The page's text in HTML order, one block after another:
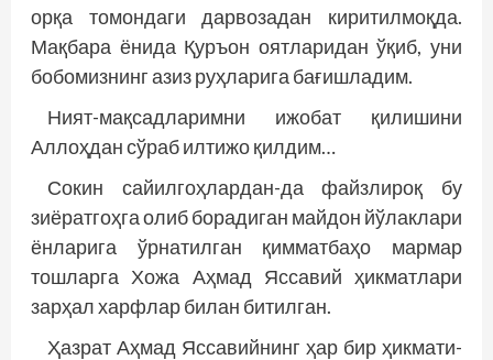
орқа томондаги дарвозадан киритилмоқда.
Мақбара ёнида Қуръон оятларидан ўқиб, уни
бобомизнинг азиз руҳларига бағишладим.
Ният-мақсадларимни ижобат қилишини
Аллоҳдан сўраб илтижо қилдим…
Сокин сайилгоҳлардан-да файзлироқ бу
зиёратгоҳга олиб борадиган майдон йўлаклари
ёнларига ўрнатилган қимматбаҳо мармар
тошларга Хожа Аҳмад Яссавий ҳикматлари
зарҳал харфлар билан битилган.
Ҳазрат Аҳмад Яссавийнинг ҳар бир ҳикмати-